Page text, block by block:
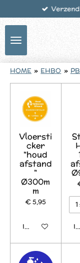
de
hoofdinhoud
HOME » EHBO »
Vloersti
cker
"houd
afstand
"
Ø300m
m
€ 5,95
In winkelwagen